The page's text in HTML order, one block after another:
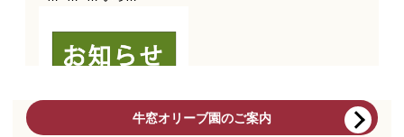
牛窓オリーブ園のご案内